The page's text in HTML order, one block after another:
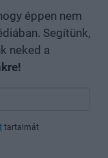
éppen nem
Segítünk,
neked a
tartalmát